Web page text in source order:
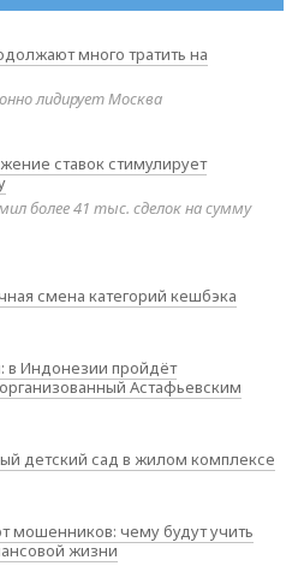
много тратить на
лидирует Москва
ставок стимулирует
более 41 тыс. сделок на сумму
смена категорий кешбэка
в Индонезии пройдёт
Астафьевским
детский сад в жилом комплексе
мошенников: чему будут учить
жизни